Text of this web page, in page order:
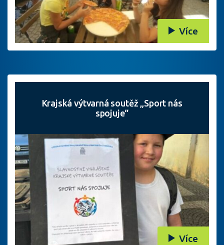
Více
Krajská výtvarná soutěž „Sport nás
spojuje“
Více